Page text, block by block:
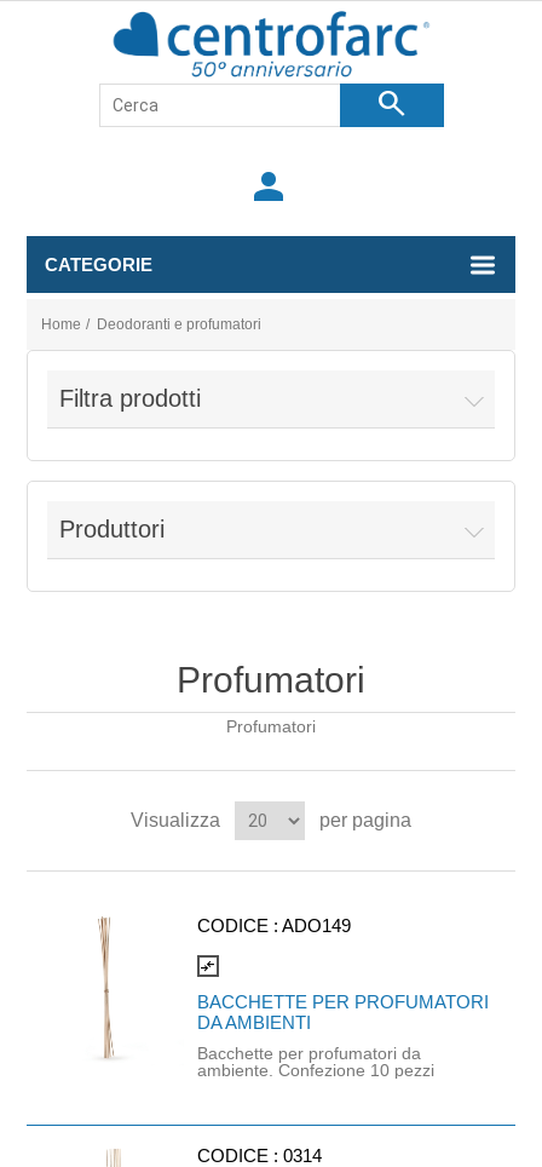
search
person
CATEGORIE
Home / Deodoranti e profumatori
Filtra prodotti
Produttori
Profumatori
Profumatori
Visualizza per pagina
CODICE :ADO149
compare_arrows
BACCHETTE PER PROFUMATORI
DA AMBIENTI
Bacchette per profumatori da
ambiente. Confezione 10 pezzi
CODICE :0314